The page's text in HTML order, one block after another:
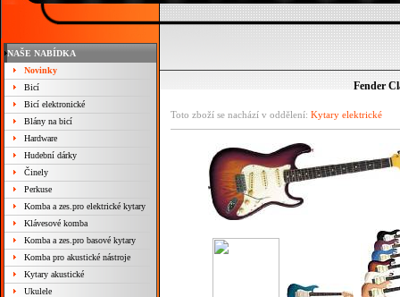
NAŠE NABÍDKA
Novinky
Bicí
Bicí elektronické
Blány na bicí
Hardware
Hudební dárky
Činely
Perkuse
Komba a zes.pro elektrické kytary
Klávesové komba
Komba a zes.pro basové kytary
Komba pro akustické nástroje
Kytary akustické
Ukulele
Fender
Toto zboží se nachází v oddělení: Kytary elektrické